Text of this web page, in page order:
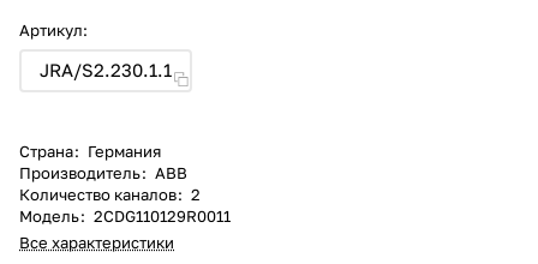
Артикул:
JRA/S2.230.1.1
Страна: Германия
Производитель: ABB
Количество каналов: 2
Модель: 2CDG110129R0011
Все характеристики